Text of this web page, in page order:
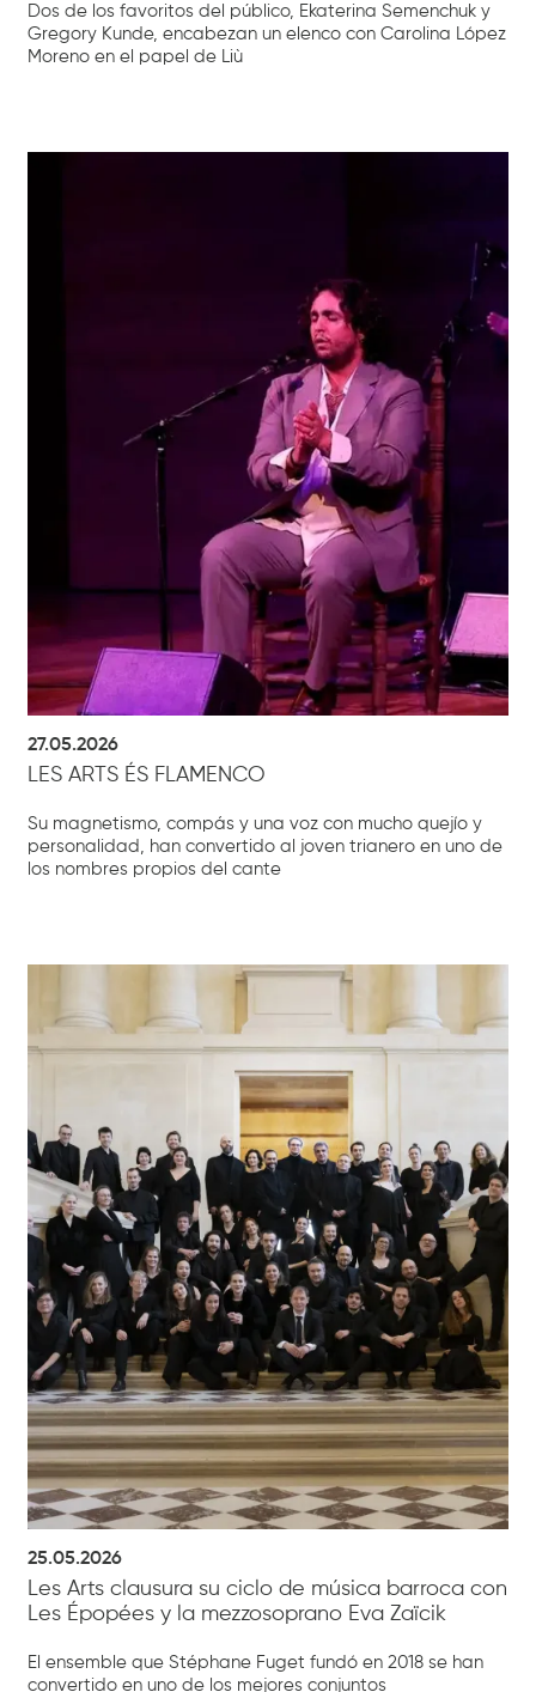
Dos de los favoritos del público, Ekaterina Semenchuk y
Gregory Kunde, encabezan un elenco con Carolina López
Moreno en el papel de Liù
27.05.2026
LES ARTS ÉS FLAMENCO
Su magnetismo, compás y una voz con mucho quejío y
personalidad, han convertido al joven trianero en uno de
los nombres propios del cante
25.05.2026
Les Arts clausura su ciclo de música barroca con
Les Épopées y la mezzosoprano Eva Zaïcik
El ensemble que Stéphane Fuget fundó en 2018 se han
convertido en uno de los mejores conjuntos